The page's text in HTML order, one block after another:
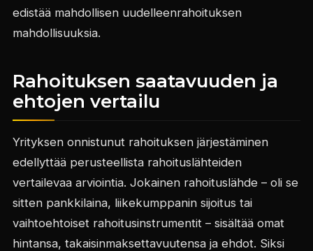
edistää mahdollisen uudelleenrahoituksen
mahdollisuuksia.
Rahoituksen saatavuuden ja
ehtojen vertailu
Yrityksen onnistunut rahoituksen järjestäminen
edellyttää perusteellista rahoituslähteiden
vertailevaa arviointia. Jokainen rahoituslähde – oli se
sitten pankkilaina, liikekumppanin sijoitus tai
vaihtoehtoiset rahoitusinstrumentit – sisältää omat
hintansa, takaisinmaksettavuutensa ja ehdot. Siksi